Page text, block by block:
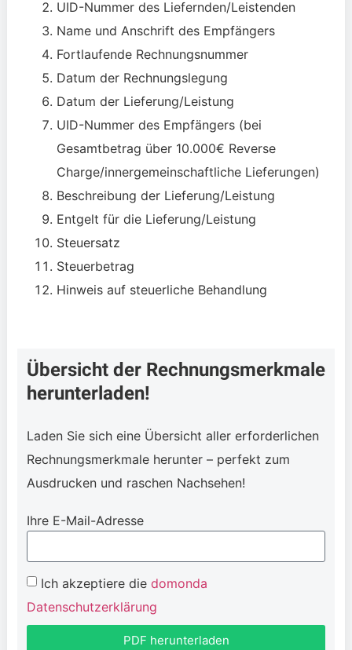
UID-Nummer des Liefernden/Leistenden
Name und Anschrift des Empfängers
Fortlaufende Rechnungsnummer
Datum der Rechnungslegung
Datum der Lieferung/Leistung
UID-Nummer des Empfängers (bei
Gesamtbetrag über 10.000€ Reverse
Charge/innergemeinschaftliche Lieferungen)
Beschreibung der Lieferung/Leistung
Entgelt für die Lieferung/Leistung
Steuersatz
Steuerbetrag
Hinweis auf steuerliche Behandlung
Übersicht der Rechnungsmerkmale
herunterladen!
Laden Sie sich eine Übersicht aller erforderlichen
Rechnungsmerkmale herunter – perfekt zum
Ausdrucken und raschen Nachsehen!
Ihre E-Mail-Adresse
Ich akzeptiere die domonda
Datenschutzerklärung
PDF herunterladen